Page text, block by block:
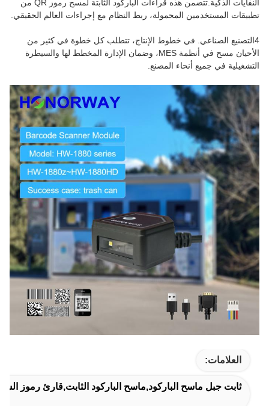
النفايات الذكية.تتضمن هذه قراءات الباركود الثابتة لمسح رموز QR من
تطبيقات المستخدمين المحمولة، ربط النظام مع إجراءات العالم الحقيقي.
4التصنيع الصناعي. في خطوط الإنتاج، تتطلب كل خطوة في كثير من
الأحيان مسح في أنظمة MES، وضمان الإدارة المخطط لها والسيطرة
التشغيلية في جميع أنحاء المصنع.
العلامات:
ثابت جبل ماسح الباركود,ماسح الباركود الثابت,قارئ رموز